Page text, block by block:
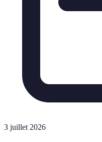
3 juillet 2026